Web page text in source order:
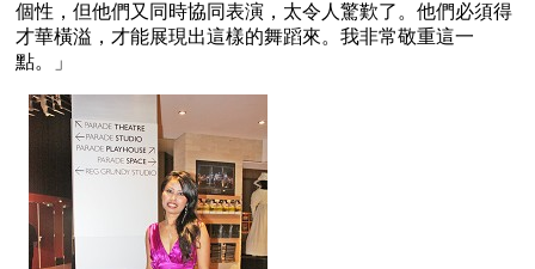
個性，但他們又同時協同表演，太令人驚歎了。他們必須得
才華橫溢，才能展現出這樣的舞蹈來。我非常敬重這一
點。」